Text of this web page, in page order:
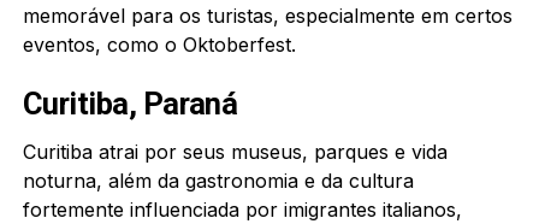
memorável para os turistas, especialmente em certos
eventos, como o Oktoberfest.
Curitiba, Paraná
Curitiba atrai por seus museus, parques e vida
noturna, além da gastronomia e da cultura
fortemente influenciada por imigrantes italianos,